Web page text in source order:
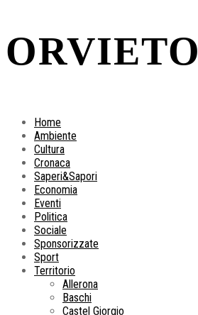
ORVIETO
Home
Ambiente
Cultura
Cronaca
Saperi&Sapori
Economia
Eventi
Politica
Sociale
Sponsorizzate
Sport
Territorio
Allerona
Baschi
Castel Giorgio